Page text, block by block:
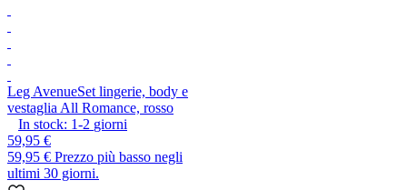
Leg AvenueSet lingerie, body e
vestaglia All Romance, rosso
In stock: 1-2 giorni
59,95 €
59,95 € Prezzo più basso negli
ultimi 30 giorni.